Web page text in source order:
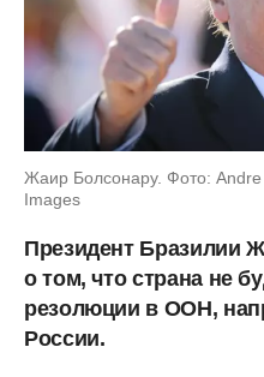
Жаир Болсонару. Фото:
Images
Президент Бразилии
о том, что страна не
резолюции в ООН,
России.